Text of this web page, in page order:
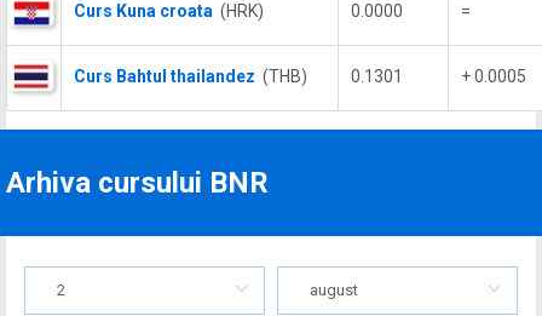
Curs Kuna croata (HRK) 0.0000 =
Curs Bahtul thailandez (THB) 0.1301 + 0.0005
Arhiva cursului BNR
2 august